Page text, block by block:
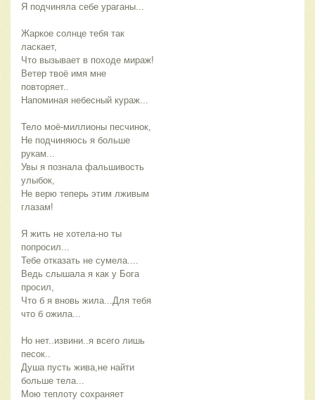
Я подчиняла себе ураганы...
Жаркое солнце тебя так
ласкает,
Что вызывает в походе мираж!
Ветер твоё имя мне
повторяет..
Напоминая небесный кураж...
Тело моё-миллионы песчинок,
Не подчиняюсь я больше
рукам...
Увы я познала фальшивость
улыбок,
Не верю теперь этим лживым
глазам!
Я жить не хотела-но ты
попросил...
Тебе отказать не сумела....
Ведь слышала я как у Бога
просил,
Что б я вновь жила...Для тебя
что б ожила...
Но нет..извини..я всего лишь
песок..
Душа пусть жива,не найти
больше тела...
Мою теплоту сохраняет